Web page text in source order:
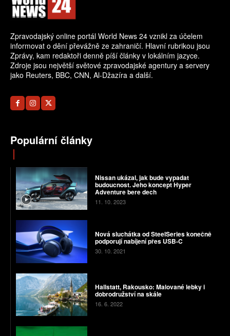
Zpravodajský online portál World News 24 vznikl za účelem
informovat o dění převážně ze zahraničí. Hlavní rubrikou jsou
Zprávy, kam redaktoři denně píší články v lokálním jazyce.
Zdroje jsou největší světové zpravodajské agentury a servery
jako Reuters, BBC, CNN, Al-Džazíra a další.
Populární články
Nissan ukázal, jak bude vypadat
budoucnost. Jeho koncept Hyper
Adventure bere dech
11. 10. 2023
Nová sluchátka od SteelSeries konečně
podporují nabíjení přes USB-C
30. 10. 2021
Hallstatt, Rakousko: Malované lebky i
dobrodružství na skále
16. 6. 2022